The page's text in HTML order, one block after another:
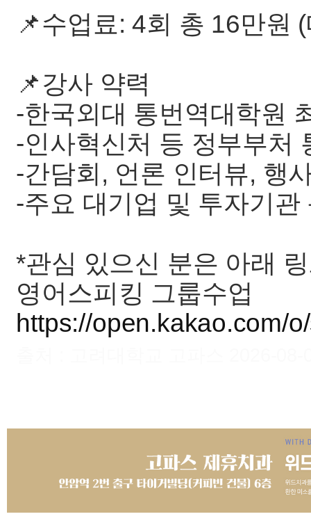
📌수업료: 4회 총 16만원
📌강사 약력
-한국외대 통번역대학원
-인사혁신처 등 정부부처
-간담회, 언론 인터뷰, 행
-주요 대기업 및 투자기관
*관심 있으신 분은 아래
영어스피킹 그룹수업
https://open.kakao.com/